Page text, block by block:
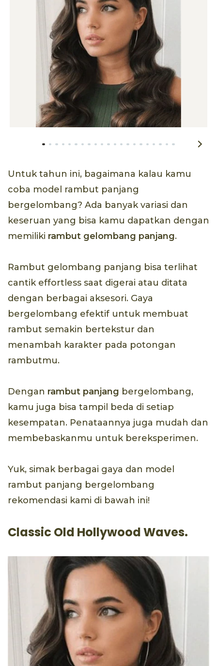
Untuk tahun ini, bagaimana kalau kamu
coba model rambut panjang
bergelombang? Ada banyak variasi dan
keseruan yang bisa kamu dapatkan dengan
memiliki rambut gelombang panjang.
Rambut gelombang panjang bisa terlihat
cantik effortless saat digerai atau ditata
dengan berbagai aksesori. Gaya
bergelombang efektif untuk membuat
rambut semakin bertekstur dan
menambah karakter pada potongan
rambutmu.
Dengan rambut panjang bergelombang,
kamu juga bisa tampil beda di setiap
kesempatan. Penataannya juga mudah dan
membebaskanmu untuk bereksperimen.
Yuk, simak berbagai gaya dan model
rambut panjang bergelombang
rekomendasi kami di bawah ini!
Classic Old Hollywood Waves.